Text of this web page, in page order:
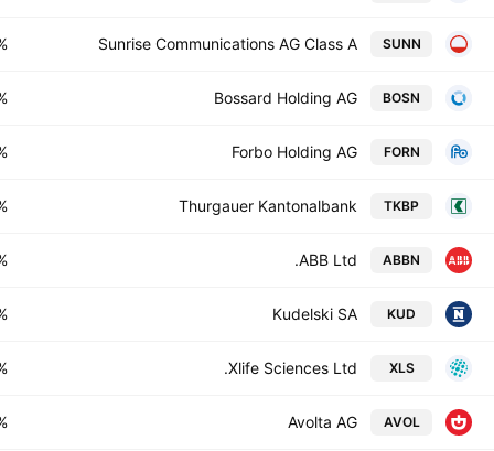
SUNN
Sunrise Communications AG Class A
BOSN
Bossard Holding AG
FORN
Forbo Holding AG
TKBP
Thurgauer Kantonalbank
ABBN
ABB Ltd.
KUD
Kudelski SA
XLS
Xlife Sciences Ltd.
AVOL
Avolta AG